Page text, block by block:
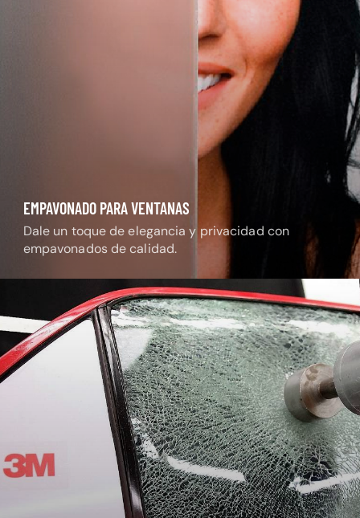
EMPAVONADO PARA VENTANAS
Dale un toque de elegancia y privacidad con
empavonados de calidad.